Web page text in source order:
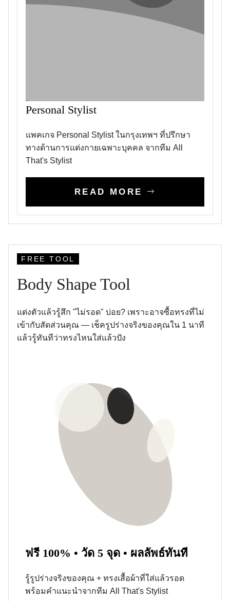
Personal Stylist
แพคเกจ Personal Stylist ในกรุงเทพฯ ที่ปรึกษา
ทางด้านการแต่งกายเฉพาะบุคคล จากทีม All
That's Stylist
READ MORE
FREE TOOL
Body Shape Tool
แต่งตัวแล้วรู้สึก "ไม่รอด" บ่อย? เพราะอาจซื้อทรงที่ไม่
เข้ากับสัดส่วนคุณ — เช็ครูปร่างจริงของคุณใน 1 นาที
แล้วรู้ทันทีว่าทรงไหนใส่แล้วปัง
ฟรี 100% • วัด 5 จุด • ผลลัพธ์ทันที
รู้รูปร่างจริงของคุณ + ทรงเสื้อผ้าที่ใส่แล้วรอด
พร้อมคำแนะนำจากทีม All That's Stylist